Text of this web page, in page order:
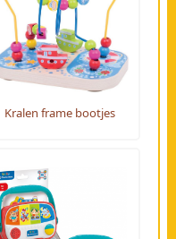
Kralen frame bootjes